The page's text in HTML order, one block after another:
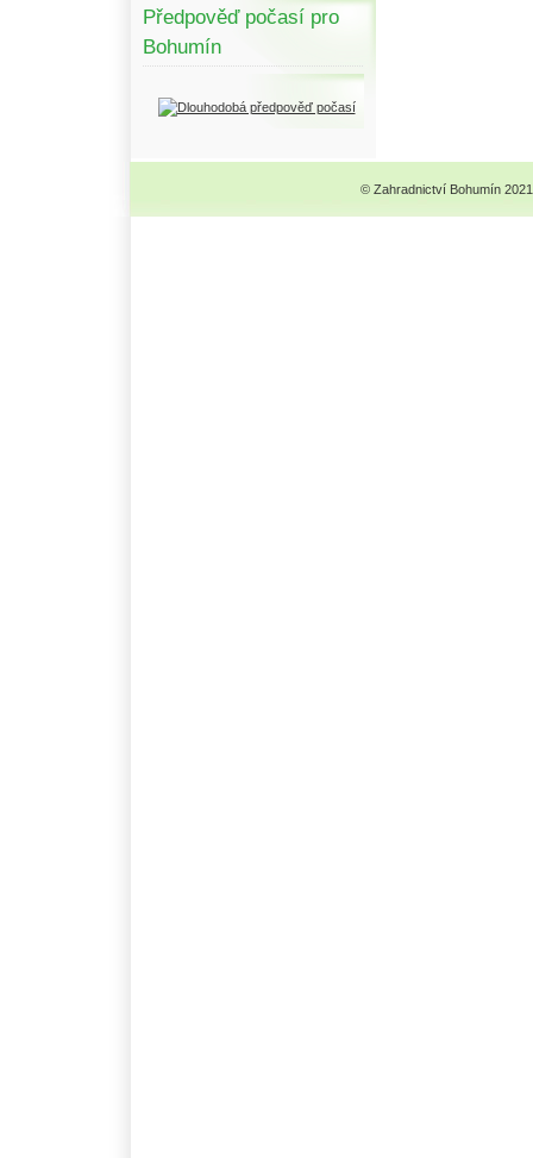
Předpověď počasí pro
Bohumín
© Zahradnictví Bohumín